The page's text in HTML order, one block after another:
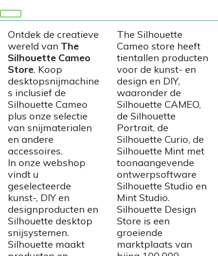
Ontdek de creatieve
wereld van The
Silhouette Cameo
Store. Koop
desktopsnijmachine
s inclusief de
Silhouette Cameo
plus onze selectie
van snijmaterialen
en andere
accessoires.
In onze webshop
vindt u
geselecteerde
kunst-, DIY en
designproducten en
Silhouette desktop
snijsystemen.
Silhouette maakt
The Silhouette
Cameo store heeft
tientallen producten
voor de kunst- en
design en DIY,
waaronder de
Silhouette CAMEO,
de Silhouette
Portrait, de
Silhouette Curio, de
Silhouette Mint met
toonaangevende
ontwerpsoftware
Silhouette Studio en
Mint Studio.
Silhouette Design
Store is een
groeiende
marktplaats van